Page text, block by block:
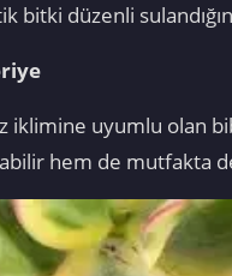
bitki düzenli
iklimine uyumlu olan
hem de mutfakta